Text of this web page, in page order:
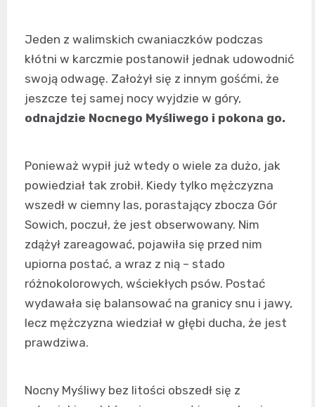
Jeden z walimskich cwaniaczków podczas
kłótni w karczmie postanowił jednak udowodnić
swoją odwagę. Założył się z innym gośćmi, że
jeszcze tej samej nocy wyjdzie w góry,
odnajdzie Nocnego Myśliwego i pokona go.
Ponieważ wypił już wtedy o wiele za dużo, jak
powiedział tak zrobił. Kiedy tylko mężczyzna
wszedł w ciemny las, porastający zbocza Gór
Sowich, poczuł, że jest obserwowany. Nim
zdążył zareagować, pojawiła się przed nim
upiorna postać, a wraz z nią – stado
różnokolorowych, wściekłych psów. Postać
wydawała się balansować na granicy snu i jawy,
lecz mężczyzna wiedział w głębi ducha, że jest
prawdziwa.
Nocny Myśliwy bez litości obszedł się z